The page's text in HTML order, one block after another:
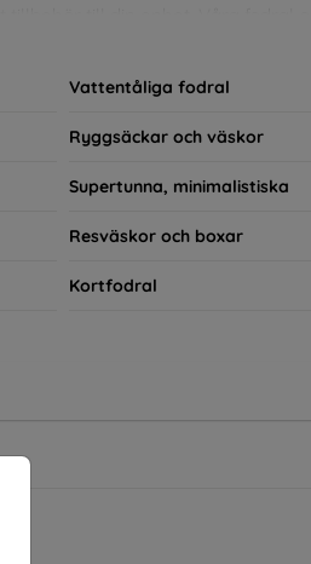
del av din vardagsoutfit. För
Vattentåliga fodral
Ryggsäckar och väskor
Supertunna, minimalistiska
Resväskor och boxar
Kortfodral